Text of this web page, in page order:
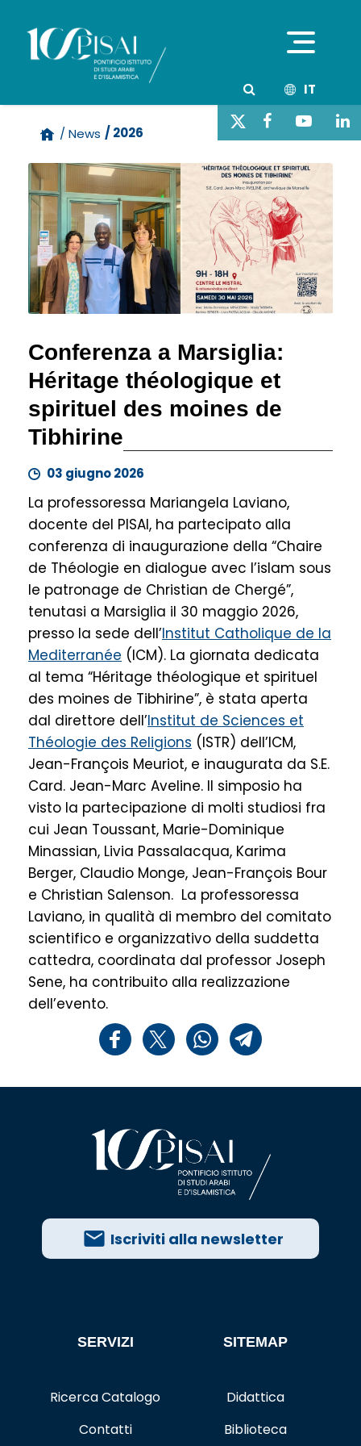
IT
/ News / 2026
Conferenza a Marsiglia:
Héritage théologique et
spirituel des moines de
Tibhirine
03 giugno 2026
La professoressa Mariangela Laviano,
docente del PISAI, ha partecipato alla
conferenza di inaugurazione della “Chaire
de Théologie en dialogue avec l’islam sous
le patronage de Christian de Chergé”,
tenutasi a Marsiglia il 30 maggio 2026,
presso la sede dell’Institut Catholique de la
Mediterranée (ICM). La giornata dedicata
al tema “Héritage théologique et spirituel
des moines de Tibhirine”, è stata aperta
dal direttore dell’Institut de Sciences et
Théologie des Religions (ISTR) dell’ICM,
Jean-François Meuriot, e inaugurata da S.E.
Card. Jean-Marc Aveline. Il simposio ha
visto la partecipazione di molti studiosi fra
cui Jean Toussant, Marie-Dominique
Minassian, Livia Passalacqua, Karima
Berger, Claudio Monge, Jean-François Bour
e Christian Salenson. La professoressa
Laviano, in qualità di membro del comitato
scientifico e organizzativo della suddetta
cattedra, coordinata dal professor Joseph
Sene, ha contribuito alla realizzazione
dell’evento.
Iscriviti alla newsletter
SERVIZI
Ricerca Catalogo
Contatti
SITEMAP
Didattica
Biblioteca